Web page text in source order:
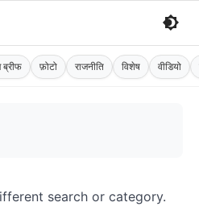
ब्रीफ फ़ोटो राजनीति विशेष वीडियो
search or category.